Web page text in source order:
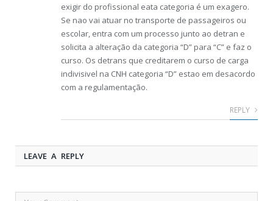
exigir do profissional eata categoria é um exagero.
Se nao vai atuar no transporte de passageiros ou
escolar, entra com um processo junto ao detran e
solicita a alteração da categoria “D” para “C” e faz o
curso. Os detrans que creditarem o curso de carga
indivisivel na CNH categoria “D” estao em desacordo
com a regulamentação.
REPLY
LEAVE A REPLY